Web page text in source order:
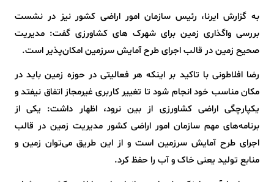
به گزارش ایرنا، رئیس سازمان امور اراضی کشور نیز در نشست
بررسی واگذاری زمین برای شهرک های کشاورزی گفت: مدیریت
صحیح زمین در قالب اجرای طرح آمایش سرزمین امکان‌پذیر است.
رضا افلاطونی با تاکید بر اینکه هر فعالیتی در حوزه زمین باید در
مکان مناسب خود انجام شود تا تغییر کاربری غیرمجاز اتفاق نیفتد و
یکپارچگی اراضی کشاورزی از بین نرود، اظهار داشت: یکی از
برنامه‌های مهم سازمان امور اراضی کشور مدیریت زمین در قالب
اجرای طرح آمایش سرزمین است و از این طریق می‌توان زمین و
منابع تولید یعنی خاک و آب را حفظ کرد.